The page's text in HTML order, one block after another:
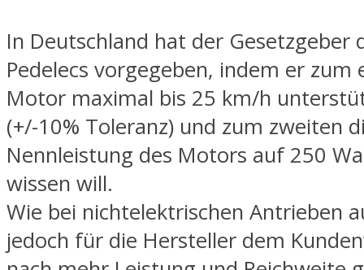
In Deutschland hat der Gesetzgeber
Pedelecs vorgegeben, indem er zum
Motor maximal bis 25 km/h
(+/-10% Toleranz) und zum zweiten
Nennleistung des Motors auf 250
wissen will.
Wie bei nichtelektrischen Antrieben
jedoch für die Hersteller dem